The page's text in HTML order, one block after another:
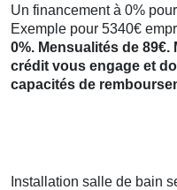
Un financement à 0%
Exemple pour 5340€
0%. Mensualités de 89€.
crédit vous engage et
capacités de
Installation salle de bain